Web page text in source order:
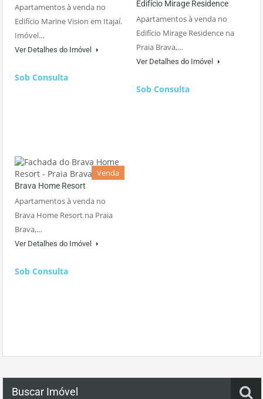
Apartamentos à venda no
Edifício Marine Vision em Itajaí.
Imóvel…
Ver Detalhes do Imóvel
Sob Consulta
Edifício Mirage Residence
Apartamentos à venda no
Edifício Mirage Residence na
Praia Brava,…
Ver Detalhes do Imóvel
Sob Consulta
Venda
Brava Home Resort
Apartamentos à venda no
Brava Home Resort na Praia
Brava,…
Ver Detalhes do Imóvel
Sob Consulta
Buscar Imóvel